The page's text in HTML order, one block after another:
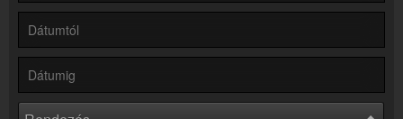
Rádió beágyazás
Online rádió készítés